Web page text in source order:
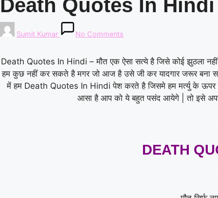
Death Quotes In Hindi
Posted
by
Sumit Kumar No Comments
Death Quotes In Hindi – मौत एक ऐसा सत्ये है जिसे कोई झुठला नहीं
हम कुछ नहीं कर सकते है मगर जो आज है उसे जी कर यादगार जरूर बना
में हम Death Quotes In Hindi पेश करते है जिसमे हम मर्त्यु के
आसा है आप को ये बहुत पसंद आयेगे | तो इसे अपने
DEATH